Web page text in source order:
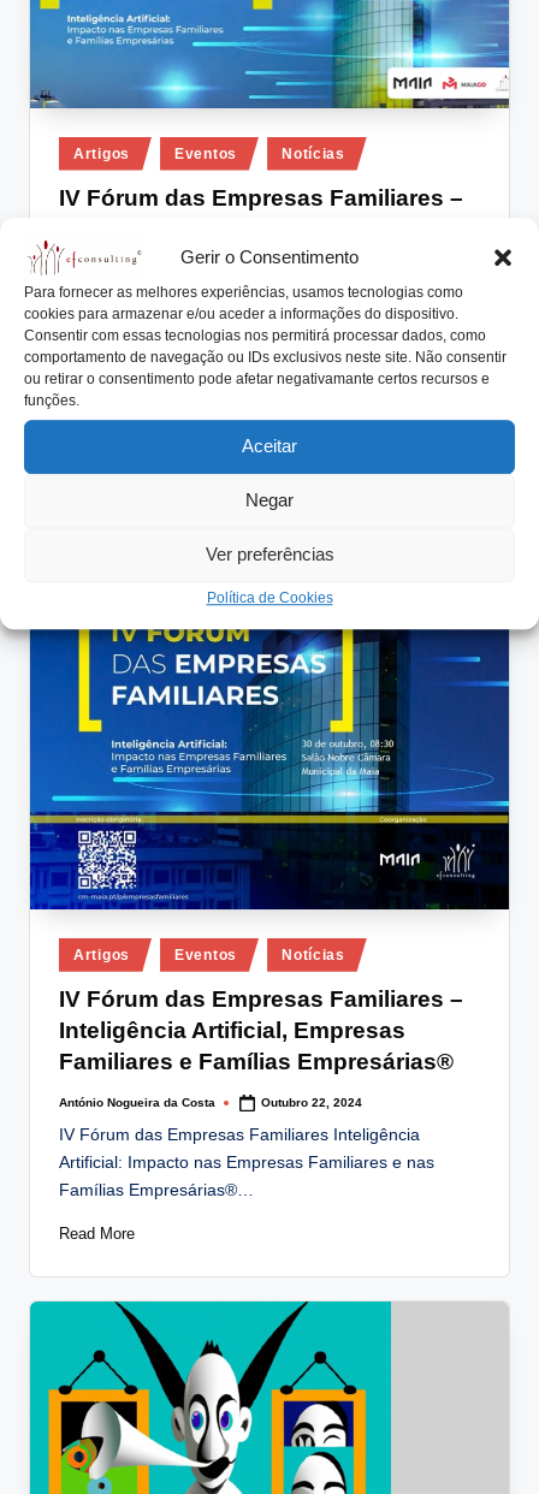
Gerir o Consentimento
Para fornecer as melhores experiências, usamos tecnologias como
cookies para armazenar e/ou aceder a informações do dispositivo.
Consentir com essas tecnologias nos permitirá processar dados, como
comportamento de navegação ou IDs exclusivos neste site. Não consentir
ou retirar o consentimento pode afetar negativamante certos recursos e
funções.
Aceitar
Negar
Ver preferências
Política de Cookies
Posted
in
Artigos Eventos Notícias
IV Fórum das Empresas Familiares –
Famílias Empresárias
by
António Nogueira da Costa Outubro 25, 2024
IV Fórum das Empresas Familiares Inteligência
Artificial (IA): Impacto nas Empresas e nas Famílias
Empresárias®…
Posted
in
Artigos Eventos Notícias
IV Fórum das Empresas Familiares –
Inteligência Artificial, Empresas
Familiares e Famílias Empresárias®
Posted
António Nogueira da Costa Outubro 22, 2024
IV Fórum das Empresas Familiares Inteligência
Artificial: Impacto nas Empresas Familiares e nas
Famílias Empresárias®…
Read More